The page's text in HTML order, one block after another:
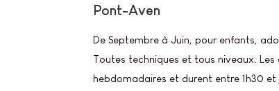
Pont-Aven
De Septembre à Juin, pour enfants,
Toutes techniques et tous niveaux. Les
hebdomadaires et durent entre 1h30 et